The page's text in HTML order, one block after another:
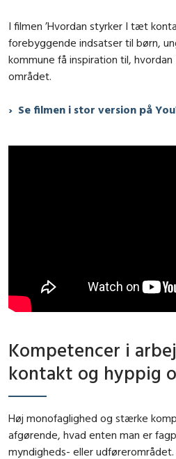
I filmen ’Hvordan styrker I tæt
forebyggende indsatser til børn,
kommune få inspiration til,
området.
Se filmen i stor version på
Kompetencer i
kontakt og hyppig
Høj monofaglighed og stærke
afgørende, hvad enten man er
myndigheds- eller udførerområdet.